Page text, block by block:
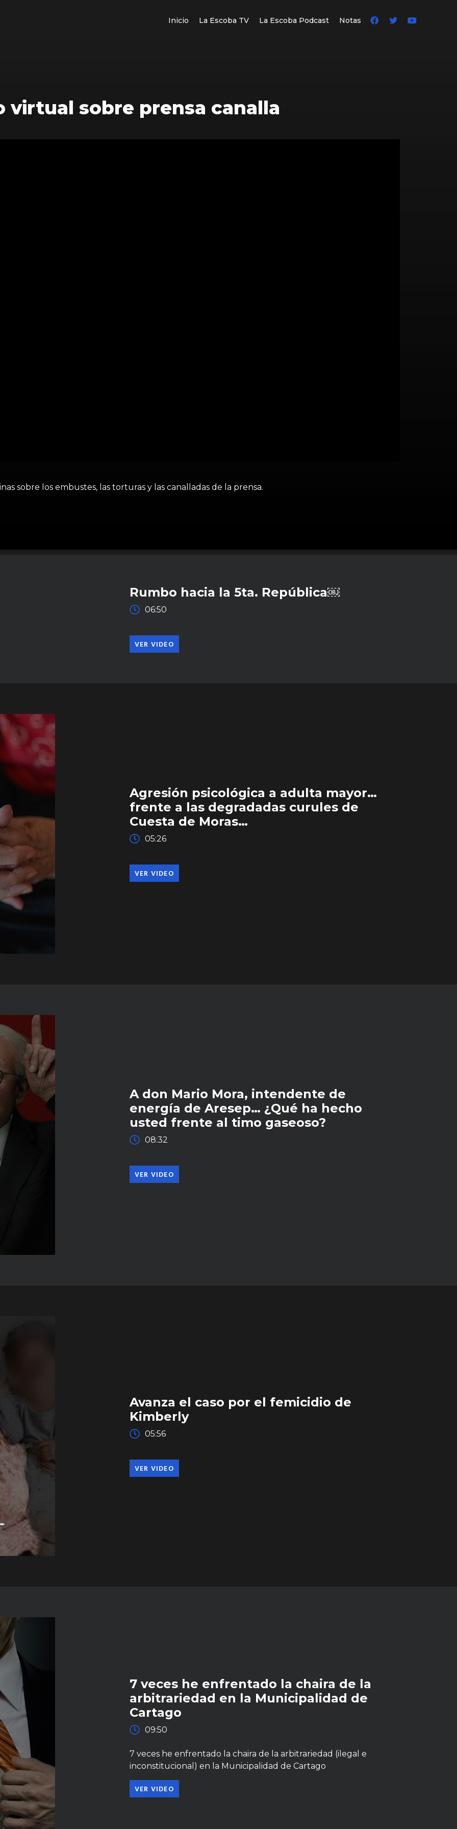
Inicio La Escoba TV La Escoba Podcast Notas
virtual sobre prensa canalla
sobre los embustes, las torturas y las canalladas de la prensa.
Rumbo hacia la 5ta. República￼
06:50
VER VIDEO
Agresión psicológica a adulta mayor…
frente a las degradadas curules de
Cuesta de Moras…
05:26
VER VIDEO
A don Mario Mora, intendente de
energía de Aresep… ¿Qué ha hecho
usted frente al timo gaseoso?
08:32
VER VIDEO
Avanza el caso por el femicidio de
Kimberly
05:56
VER VIDEO
7 veces he enfrentado la chaira de la
arbitrariedad en la Municipalidad de
Cartago
09:50
7 veces he enfrentado la chaira de la arbitrariedad (ilegal e
inconstitucional) en la Municipalidad de Cartago
VER VIDEO